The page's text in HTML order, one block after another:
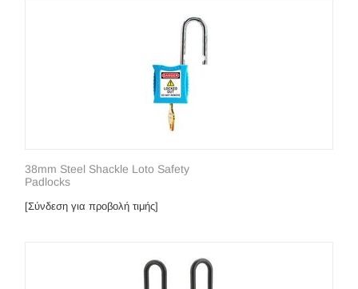
38mm Steel Shackle Loto Safety
Padlocks
[Σύνδεση για προβολή τιμής]